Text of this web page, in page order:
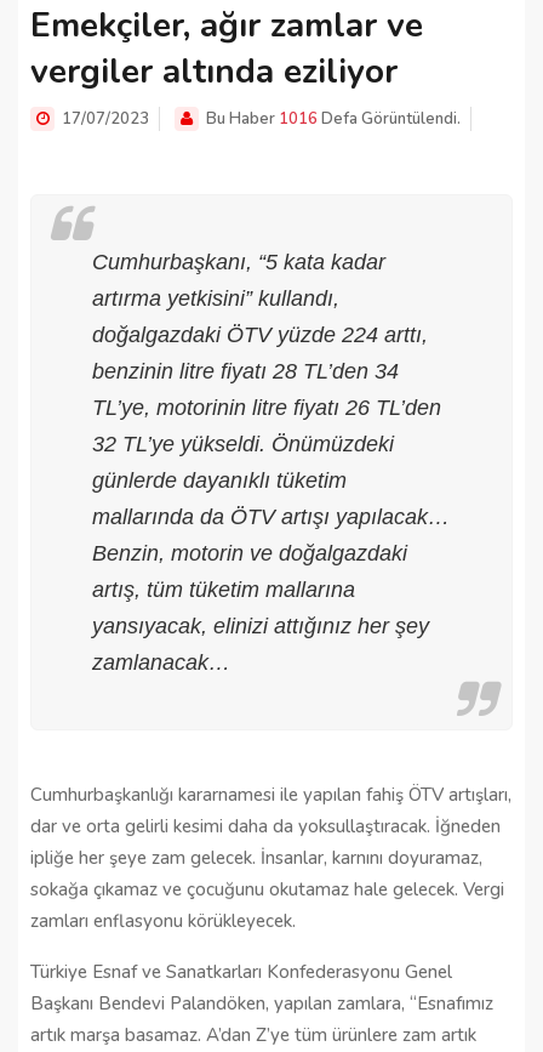
Emekçiler, ağır zamlar ve
vergiler altında eziliyor
17/07/2023 Bu Haber 1016 Defa Görüntülendi.
Cumhurbaşkanı, “5 kata kadar
artırma yetkisini” kullandı,
doğalgazdaki ÖTV yüzde 224 arttı,
benzinin litre fiyatı 28 TL’den 34
TL’ye, motorinin litre fiyatı 26 TL’den
32 TL’ye yükseldi. Önümüzdeki
günlerde dayanıklı tüketim
mallarında da ÖTV artışı yapılacak…
Benzin, motorin ve doğalgazdaki
artış, tüm tüketim mallarına
yansıyacak, elinizi attığınız her şey
zamlanacak…
Cumhurbaşkanlığı kararnamesi ile yapılan fahiş ÖTV artışları,
dar ve orta gelirli kesimi daha da yoksullaştıracak. İğneden
ipliğe her şeye zam gelecek. İnsanlar, karnını doyuramaz,
sokağa çıkamaz ve çocuğunu okutamaz hale gelecek. Vergi
zamları enflasyonu körükleyecek.
Türkiye Esnaf ve Sanatkarları Konfederasyonu Genel
Başkanı Bendevi Palandöken, yapılan zamlara, “Esnafımız
artık marşa basamaz. A’dan Z’ye tüm ürünlere zam artık